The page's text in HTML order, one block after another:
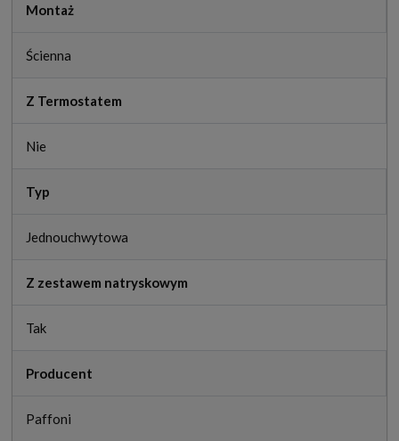
Montaż
Ścienna
Z Termostatem
Nie
Typ
Jednouchwytowa
Z zestawem natryskowym
Tak
Producent
Paffoni